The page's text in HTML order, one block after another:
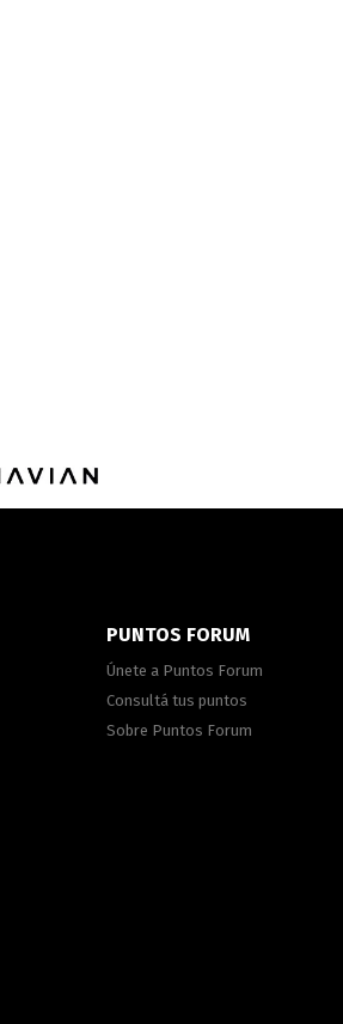
PUNTOS FORUM
Únete a Puntos Forum
Consultá tus puntos
Sobre Puntos Forum